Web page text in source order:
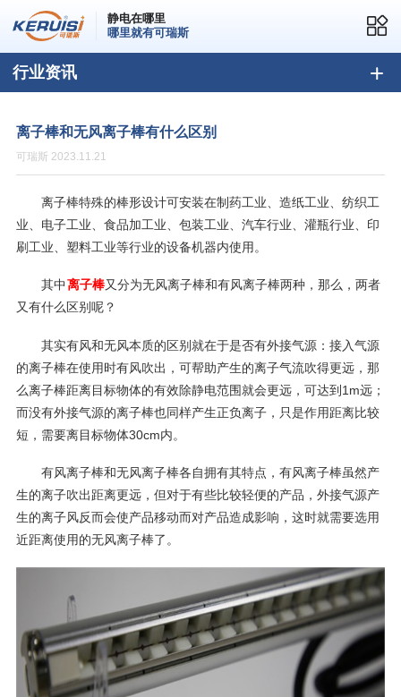
静电在哪里
哪里就有可瑞斯
行业资讯
离子棒和无风离子棒有什么区别
可瑞斯 2023.11.21
离子棒特殊的棒形设计可安装在制药工业、造纸工业、纺织工
业、电子工业、食品加工业、包装工业、汽车行业、灌瓶行业、印
刷工业、塑料工业等行业的设备机器内使用。
其中离子棒又分为无风离子棒和有风离子棒两种，那么，两者
又有什么区别呢？
其实有风和无风本质的区别就在于是否有外接气源：接入气源
的离子棒在使用时有风吹出，可帮助产生的离子气流吹得更远，那
么离子棒距离目标物体的有效除静电范围就会更远，可达到1m远；
而没有外接气源的离子棒也同样产生正负离子，只是作用距离比较
短，需要离目标物体30cm内。
有风离子棒和无风离子棒各自拥有其特点，有风离子棒虽然产
生的离子吹出距离更远，但对于有些比较轻便的产品，外接气源产
生的离子风反而会使产品移动而对产品造成影响，这时就需要选用
近距离使用的无风离子棒了。